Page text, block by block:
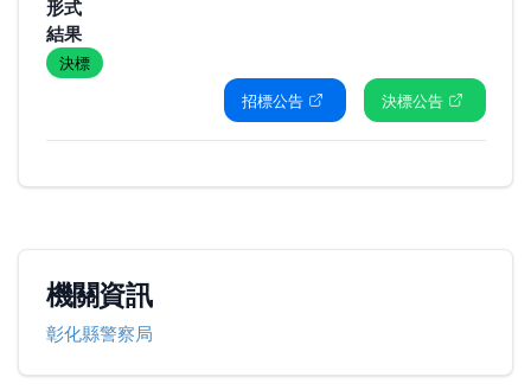
形式
結果
決標
招標公告
決標公告
機關資訊
彰化縣警察局